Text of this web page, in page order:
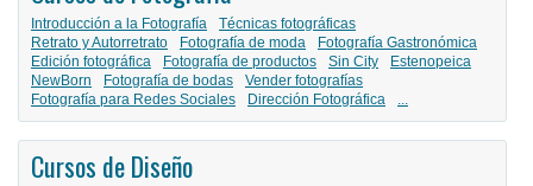
Introducción a la Fotografía
Técnicas fotográficas
Retrato y Autorretrato
Fotografía de moda
Fotografía Gastronómica
Edición fotográfica
Fotografía de productos Sin City
Estenopeica
NewBorn
Fotografía de bodas
Vender fotografías
Fotografía para Redes Sociales
Dirección Fotográfica ...
Cursos de Diseño